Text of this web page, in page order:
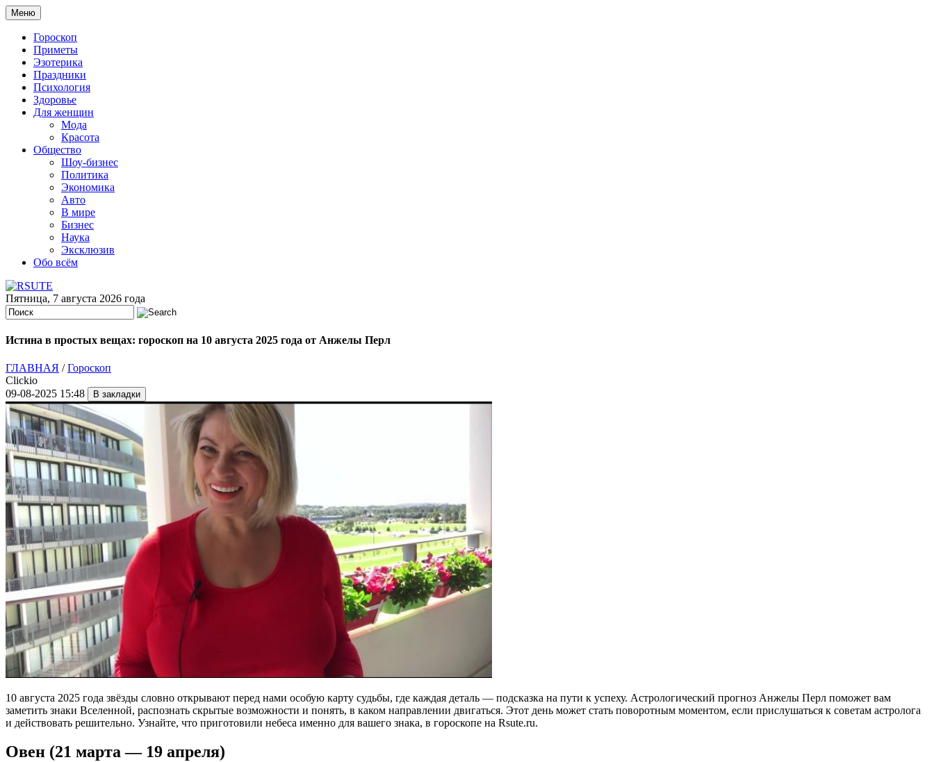
Меню
Гороскоп
Приметы
Эзотерика
Праздники
Психология
Здоровье
Для женщин
Мода
Красота
Общество
Шоу-бизнес
Политика
Экономика
Авто
В мире
Бизнес
Наука
Эксклюзив
Обо всём
Пятница, 7 августа 2026 года
Истина в простых вещах: гороскоп на 10 августа 2025 года от Анжелы Перл
ГЛАВНАЯ /Гороскоп
Clickio
09-08-2025 15:48
10 августа 2025 года звёзды словно открывают перед нами особую карту судьбы, где каждая деталь — подсказка на пути к успеху. Астрологический прогноз Анжелы Перл поможет вам
заметить знаки Вселенной, распознать скрытые возможности и понять, в каком направлении двигаться. Этот день может стать поворотным моментом, если прислушаться к советам астролога
и действовать решительно. Узнайте, что приготовили небеса именно для вашего знака, в гороскопе на Rsute.ru.
Овен (21 марта — 19 апреля)